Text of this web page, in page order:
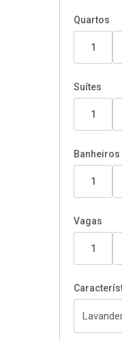
Quartos
1
Suítes
1
Banheiros
1
Vagas
1